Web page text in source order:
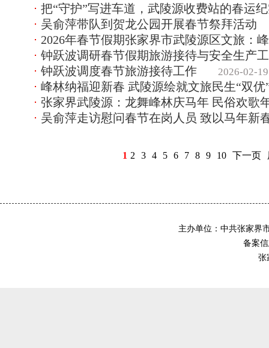
把“守护”写进车道，武陵源收费站的春运
吴俞萍带队到贺龙公园开展春节祭拜活动
2026年春节假期张家界市武陵源区文旅：
钟跃波调研春节假期旅游接待与安全生产
钟跃波调度春节旅游接待工作
2026-02-19
峰林纳福迎新春 武陵源绘就文旅民生“双优
张家界武陵源：龙舞峰林庆马年 民俗欢歌
吴俞萍走访慰问春节在岗人员 致以马年新
1 2 3 4 5 6 7 8 9 10 下一页
主办单位：中共张家界
备案
张